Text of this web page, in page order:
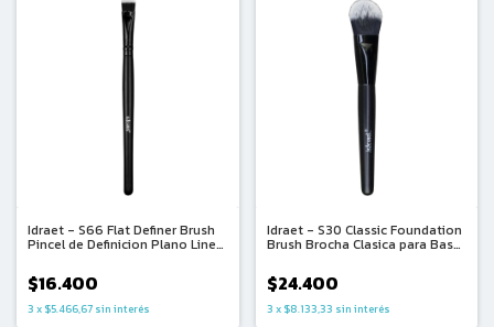
Idraet - S66 Flat Definer Brush
Pincel de Definicion Plano Linea
$16.400
3 x $5.466,67 sin interés
Idraet - S30 Classic Foundation
Brush Brocha Clasica para Base
$24.400
3 x $8.133,33 sin interés